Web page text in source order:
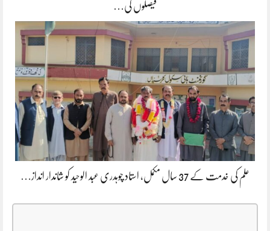
فیصلوں کی…
علم کی خدمت کے 37 سال مکمل، استاد چوہدری عبد الوحید کو شاندار انداز…